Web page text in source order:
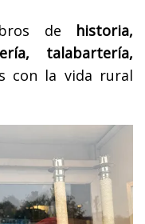
de historia,
talabartería,
con la vida rural